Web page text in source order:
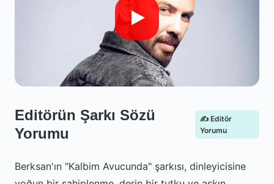
Editörün Şarkı Sözü
Yorumu
✍️ Editör
Yorumu
Berksan'ın "Kalbim Avucunda" şarkısı, dinleyicisine